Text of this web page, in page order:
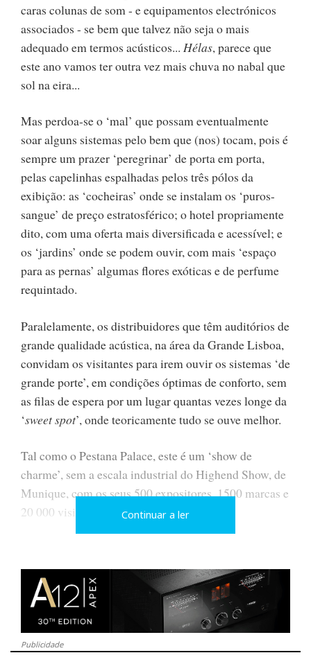
caras colunas de som - e equipamentos electrónicos
associados - se bem que talvez não seja o mais
adequado em termos acústicos... Hélas, parece que
este ano vamos ter outra vez mais chuva no nabal que
sol na eira...
Mas perdoa-se o ‘mal’ que possam eventualmente
soar alguns sistemas pelo bem que (nos) tocam, pois é
sempre um prazer ‘peregrinar’ de porta em porta,
pelas capelinhas espalhadas pelos três pólos da
exibição: as ‘cocheiras’ onde se instalam os ‘puros-
sangue’ de preço estratosférico; o hotel propriamente
dito, com uma oferta mais diversificada e acessível; e
os ‘jardins’ onde se podem ouvir, com mais ‘espaço
para as pernas’ algumas flores exóticas e de perfume
requintado.
Paralelamente, os distribuidores que têm auditórios de
grande qualidade acústica, na área da Grande Lisboa,
convidam os visitantes para irem ouvir os sistemas ‘de
grande porte’, em condições óptimas de conforto, sem
as filas de espera por um lugar quantas vezes longe da
‘sweet spot’, onde teoricamente tudo se ouve melhor.
Tal como o Pestana Palace, este é um ‘show de
charme’, sem a escala industrial do Highend Show, de
Munique, com os seus 500 expositores, 1500 marcas e
20 000 visitantes.
pelo 30º ano consecutivo no Highend Show para lhe
contar tudo sobre as novidades de 2018.
O audioshow, de Lisboa, também não é parco em
novidades, que os principais distribuidores se
Continuar a ler
Publicidade